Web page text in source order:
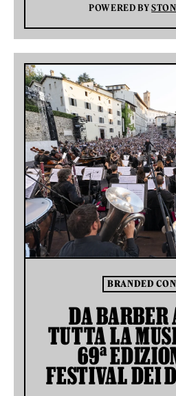
POWERED BY
BRANDED
DA BARBER
TUTTA LA
69ª
FESTIVAL DEI